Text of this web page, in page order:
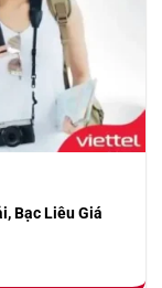
Bạc Liêu Giá